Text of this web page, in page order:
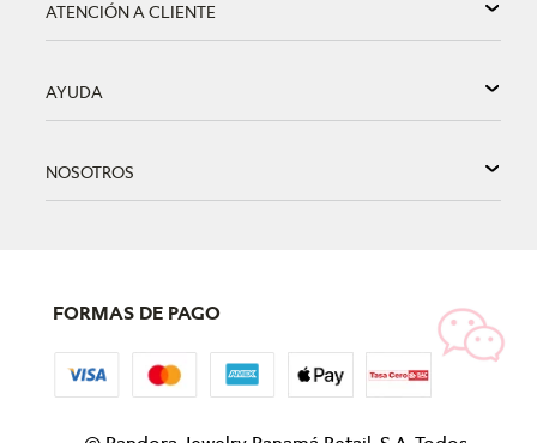
ATENCIÓN A CLIENTE
AYUDA
NOSOTROS
FORMAS DE PAGO